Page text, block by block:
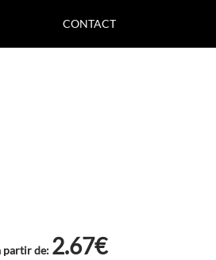
CONTACT
partir de: 2.67€